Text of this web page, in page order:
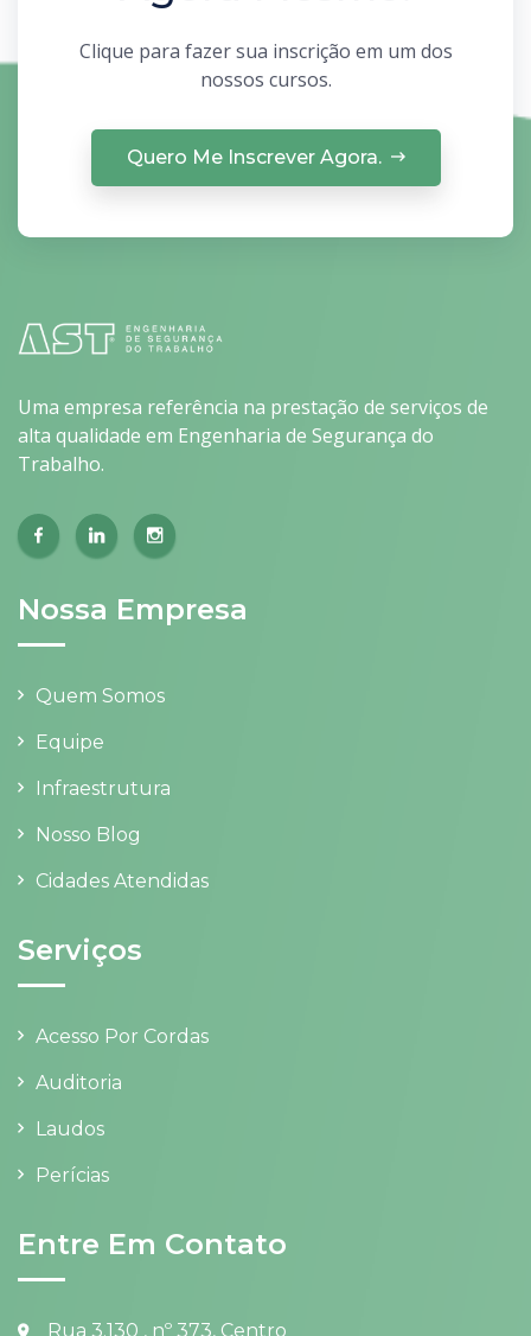
Clique para fazer sua inscrição em um dos
nossos cursos.
Quero Me Inscrever Agora.
Uma empresa referência na prestação de serviços de
alta qualidade em Engenharia de Segurança do
Trabalho.
Nossa Empresa
Quem Somos
Equipe
Infraestrutura
Nosso Blog
Cidades Atendidas
Serviços
Acesso Por Cordas
Auditoria
Laudos
Perícias
Entre Em Contato
Rua 3.130 , nº 373, Centro